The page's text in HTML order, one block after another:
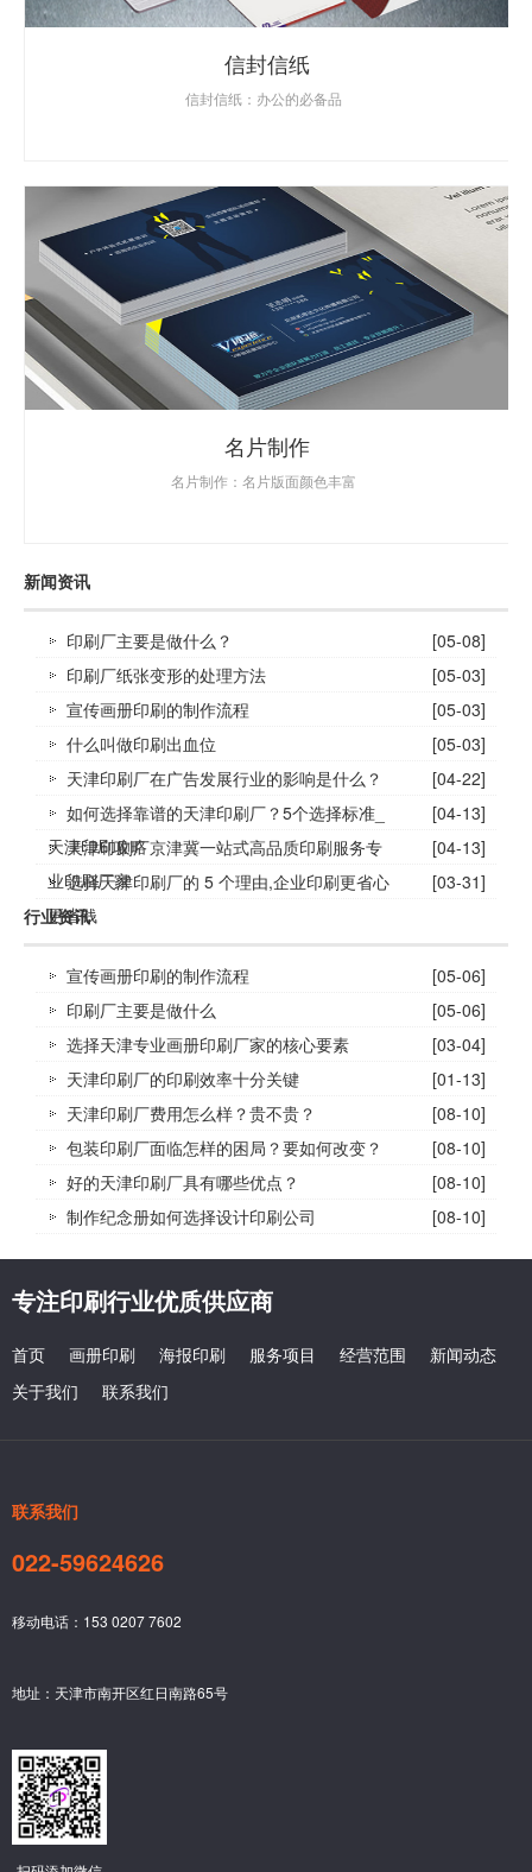
信封信纸
信封信纸：办公的必备品
名片制作
名片制作：名片版面颜色丰富
新闻资讯
印刷厂主要是做什么？
[05-08]
印刷厂纸张变形的处理方法
[05-03]
宣传画册印刷的制作流程
[05-03]
什么叫做印刷出血位
[05-03]
天津印刷厂在广告发展行业的影响是什么？
[04-22]
如何选择靠谱的天津印刷厂？5个选择标准_
天津印刷攻略
[04-13]
天津印刷厂京津冀一站式高品质印刷服务专
业印刷厂家
[04-13]
选择天津印刷厂的 5 个理由,企业印刷更省心
更省钱
[03-31]
行业资讯
宣传画册印刷的制作流程
[05-06]
印刷厂主要是做什么
[05-06]
选择天津专业画册印刷厂家的核心要素
[03-04]
天津印刷厂的印刷效率十分关键
[01-13]
天津印刷厂费用怎么样？贵不贵？
[08-10]
包装印刷厂面临怎样的困局？要如何改变？
[08-10]
好的天津印刷厂具有哪些优点？
[08-10]
制作纪念册如何选择设计印刷公司
[08-10]
专注印刷行业优质供应商
首页 画册印刷 海报印刷 服务项目 经营范围
新闻动态
关于我们
联系我们
联系我们
022-59624626
移动电话：153 0207 7602
地址：天津市南开区红日南路65号